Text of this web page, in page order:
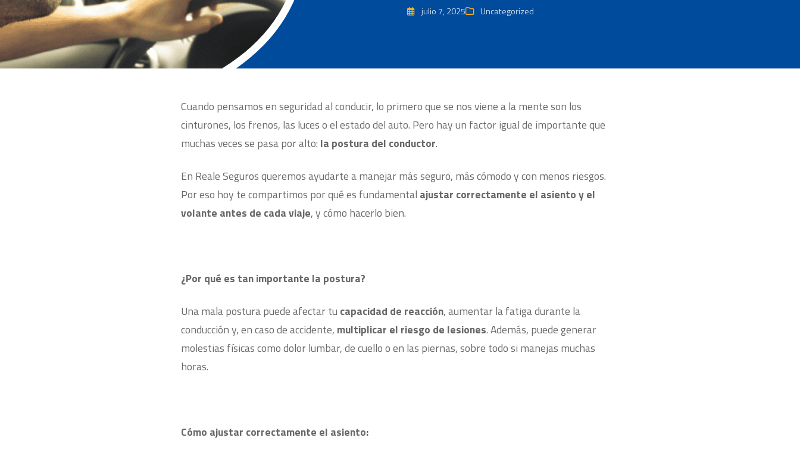
julio 7, 2025 Uncategorized
Cuando pensamos en seguridad al conducir, lo primero que se nos viene a la mente son los
cinturones, los frenos, las luces o el estado del auto. Pero hay un factor igual de importante que
muchas veces se pasa por alto: la postura del conductor.
En Reale Seguros queremos ayudarte a manejar más seguro, más cómodo y con menos riesgos.
Por eso hoy te compartimos por qué es fundamental ajustar correctamente el asiento y el
volante antes de cada viaje, y cómo hacerlo bien.
¿Por qué es tan importante la postura?
Una mala postura puede afectar tu capacidad de reacción, aumentar la fatiga durante la
conducción y, en caso de accidente, multiplicar el riesgo de lesiones. Además, puede generar
molestias físicas como dolor lumbar, de cuello o en las piernas, sobre todo si manejas muchas
horas.
Cómo ajustar correctamente el asiento: